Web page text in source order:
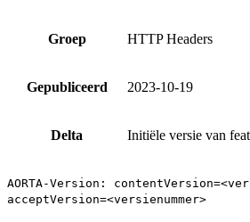
Groep HTTP Headers
Gepubliceerd 2023-10-19
Delta Initiële versie van
AORTA-Version:
acceptVersion=<versienummer>